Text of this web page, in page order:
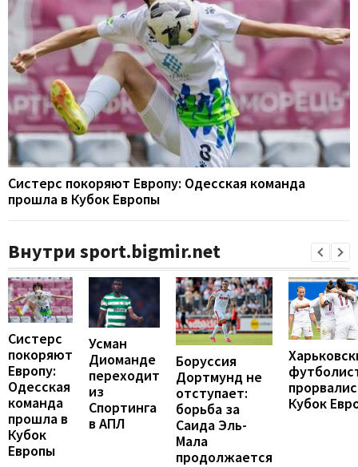
Систерс покоряют Европу: Одесская команда
прошла в Кубок Европы
Внутри sport.bigmir.net
Систерс
покоряют
Европу:
Одесская
команда
прошла в
Кубок
Европы
Усман
Диоманде
переходит
из
Спортинга
в АПЛ
Боруссия
Дортмунд не
отступает:
борьба за
Саида Эль-
Мала
продолжается
Кубок